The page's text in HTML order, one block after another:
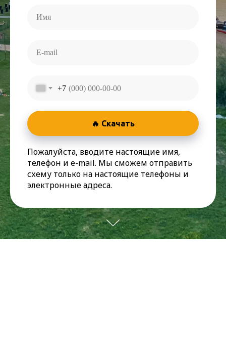
+7
🔥 Скачать
Пожалуйста, вводите настоящие имя,
телефон и e-mail. Мы сможем отправить
схему только на настоящие телефоны и
электронные адреса.